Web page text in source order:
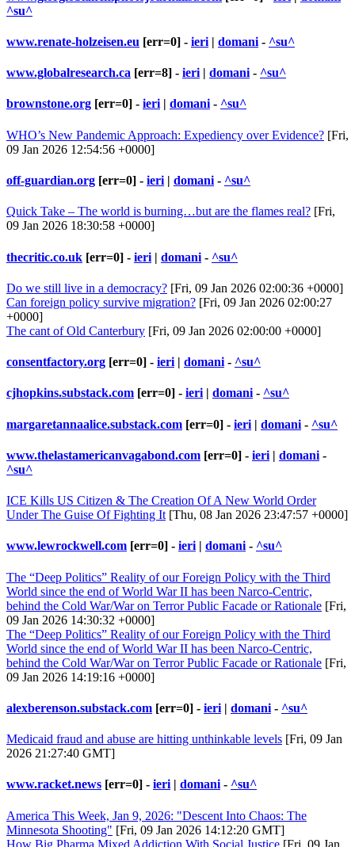
^su^
www.renate-holzeisen.eu [err=0] - ieri | domani - ^su^
www.globalresearch.ca [err=8] - ieri | domani - ^su^
brownstone.org [err=0] - ieri| domani- ^su^
WHO’s New Pandemic Approach: Expediency over Evidence? [Fri,
09 Jan 2026 12:54:56 +0000]
off-guardian.org [err=0] - ieri | domani - ^su^
Quick Take – The world is burning…but are the flames real? [Fri,
09 Jan 2026 18:30:58 +0000]
thecritic.co.uk [err=0] - ieri | domani - ^su^
Do we still live in a democracy? [Fri, 09 Jan 2026 02:00:36 +0000]
Can foreign policy survive migration? [Fri, 09 Jan 2026 02:00:27
+0000]
The cant of Old Canterbury [Fri, 09 Jan 2026 02:00:00 +0000]
consentfactory.org [err=0] - ieri | domani - ^su^
cjhopkins.substack.com [err=0] - ieri | domani - ^su^
margaretannaalice.substack.com [err=0] - ieri | domani - ^su^
www.thelastamericanvagabond.com [err=0] - ieri | domani -
^su^
ICE Kills US Citizen & The Creation Of A New World Order
Under The Guise Of Fighting It [Thu, 08 Jan 2026 23:47:57 +0000]
www.lewrockwell.com [err=0] - ieri | domani - ^su^
The “Deep Politics” Reality of our Foreign Policy with the Third
World since the end of World War II has been Narco-Centric,
behind the Cold War/War on Terror Public Facade or Rationale [Fri,
09 Jan 2026 14:30:32 +0000]
The “Deep Politics” Reality of our Foreign Policy with the Third
World since the end of World War II has been Narco-Centric,
behind the Cold War/War on Terror Public Facade or Rationale [Fri,
09 Jan 2026 14:19:16 +0000]
alexberenson.substack.com [err=0] - ieri | domani - ^su^
Medicaid fraud and abuse are hitting unthinkable levels [Fri, 09 Jan
2026 21:27:40 GMT]
www.racket.news [err=0] - ieri| domani- ^su^
America This Week, Jan 9, 2026: "Descent Into Chaos: The
Minnesota Shooting" [Fri, 09 Jan 2026 14:12:20 GMT]
How Big Pharma Mixed Addiction With Social Justice [Fri, 09 Jan